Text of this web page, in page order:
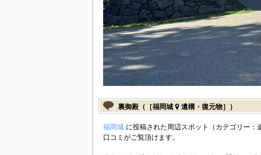
裏御殿（［福岡城 遺構・復元物］）
福岡城に投稿された周辺スポット（カテゴリー：
口コミがご覧頂けます。